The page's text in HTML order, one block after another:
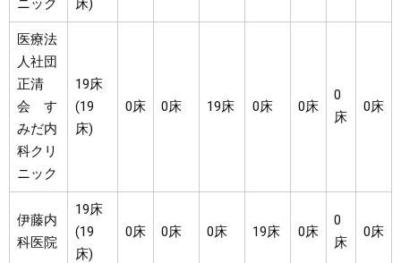
ニック 床)
医療法
人社団
正清
会 す
みだ内
科クリ
ニック
19床
(19
床)
0床 0床 19床 0床 0床
0
床
0床
伊藤内
科医院
19床
(19
床)
0床 0床 0床 19床 0床
0
床
0床